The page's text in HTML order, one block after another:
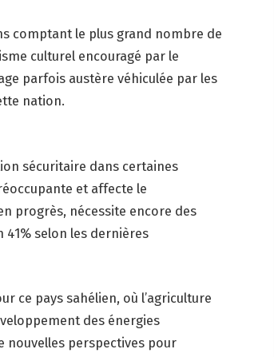
comptant le plus grand nombre de
culturel encouragé par le
parfois austère véhiculée par les
nation.
sécuritaire dans certaines
et affecte le
progrès, nécessite encore des
selon les dernières
ce pays sahélien, où l’agriculture
des énergies
nouvelles perspectives pour